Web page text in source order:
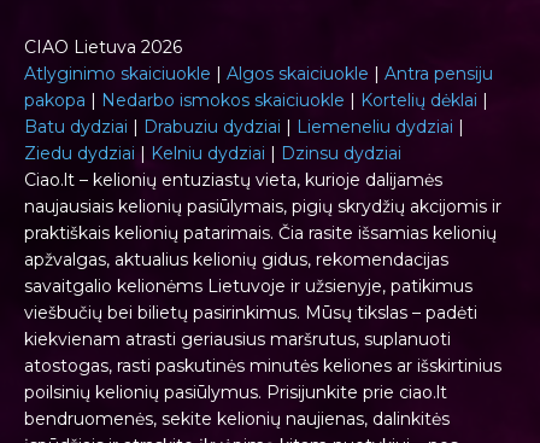
CIAO Lietuva 2026
Atlyginimo skaiciuokle | Algos skaiciuokle | Antra pensiju
pakopa | Nedarbo ismokos skaiciuokle | Kortelių dėklai |
Batu dydziai | Drabuziu dydziai | Liemeneliu dydziai |
Ziedu dydziai | Kelniu dydziai | Dzinsu dydziai
Ciao.lt – kelionių entuziastų vieta, kurioje dalijamės
naujausiais kelionių pasiūlymais, pigių skrydžių akcijomis ir
praktiškais kelionių patarimais. Čia rasite išsamias kelionių
apžvalgas, aktualius kelionių gidus, rekomendacijas
savaitgalio kelionėms Lietuvoje ir užsienyje, patikimus
viešbučių bei bilietų pasirinkimus. Mūsų tikslas – padėti
kiekvienam atrasti geriausius maršrutus, suplanuoti
atostogas, rasti paskutinės minutės keliones ar išskirtinius
poilsinių kelionių pasiūlymus. Prisijunkite prie ciao.lt
bendruomenės, sekite kelionių naujienas, dalinkitės